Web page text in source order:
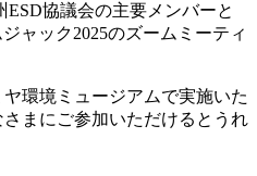
ESD協議会の主要メンバーと
ャック2025のズームミーティ
環境ミュージアムで実施いた
まにご参加いただけるとうれ